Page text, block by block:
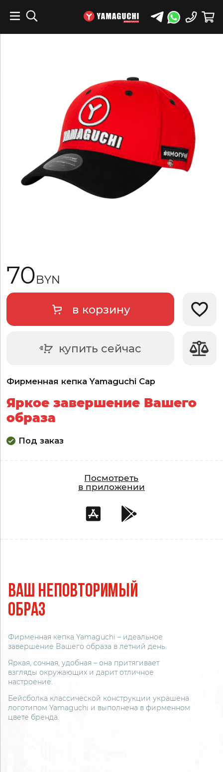
Фирменная кепка Yamaguchi Cap
Яркое завершение Вашего
образа
Под заказ
70BYN
в корзину
купить сейчас
Посмотреть
в приложении
Ваш неповторимый
образ
Фирменная кепка Yamaguchi – идеальное
завершение Вашего образа в летний день.
Яркая, сочная, удобная – она притягивает
взгляды окружающих и дарит отличное
настроение.
Бейсболка классической конструкции украшена
логотипом Yamaguchi и выполнена в фирменном
цвете бренда.